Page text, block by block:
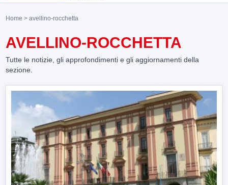
Home > avellino-rocchetta
AVELLINO-ROCCHETTA
Tutte le notizie, gli approfondimenti e gli aggiornamenti della
sezione.